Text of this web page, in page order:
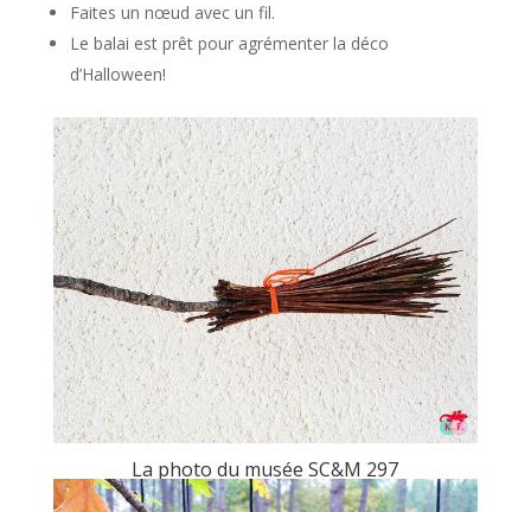
Faites un nœud avec un fil.
Le balai est prêt pour agrémenter la déco
d’Halloween!
La photo du musée SC&M 297